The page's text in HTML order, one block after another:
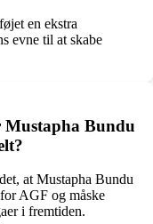
en ekstra
evne til at skabe
Mustapha Bundu
at Mustapha Bundu
AGF og måske
i fremtiden.